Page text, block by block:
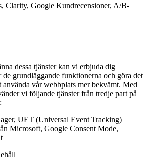
Clarity, Google Kundrecensioner, A/B-
dessa tjänster kan vi erbjuda dig
grundläggande funktionerna och göra det
vår webbplats mer bekvämt. Med
vi följande tjänster från tredje part på
UET (Universal Event Tracking)
Microsoft, Google Consent Mode,